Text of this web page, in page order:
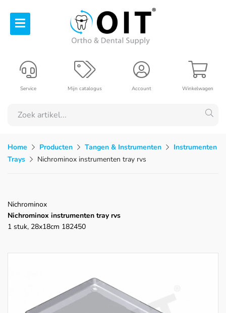
Winkelwagen
Account
Mijn catalogus
Service
Home Producten Tangen & Instrumenten
Instrumenten
Trays
Nichrominox instrumenten tray rvs
Nichrominox
Nichrominox instrumenten tray rvs
1 stuk, 28x18cm 182450